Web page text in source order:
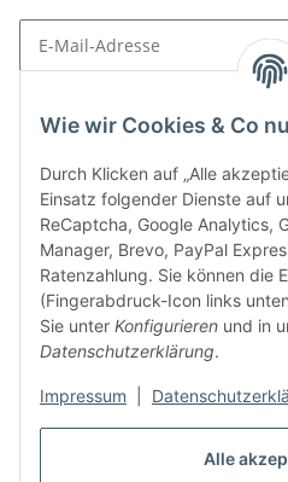
Alle
Wie wir Cookies & Co
Durch Klicken auf „Alle
Einsatz folgender Dienste auf
ReCaptcha, Google Analytics,
Manager, Brevo, PayPal
Ratenzahlung. Sie können die
(Fingerabdruck-Icon links
Sie unter Konfigurieren und in
Datenschutzerklärung.
Impressum
Kontakt
Informationen
Gesetzliche Informationen
Vertrag
Bücher